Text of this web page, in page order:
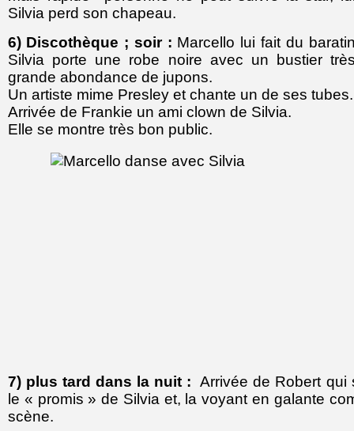
Silvia perd son chapeau.
6) Discothèque ; soir : Marcello lui fait du
Silvia porte une robe noire avec un bustier
grande abondance de jupons.
Un artiste mime Presley et chante un de ses tubes.
Arrivée de Frankie un ami clown de Silvia.
Elle se montre très bon public.
7) plus tard dans la nuit : Arrivée de Robert qui
le « promis » de Silvia et, la voyant en galante
scène.